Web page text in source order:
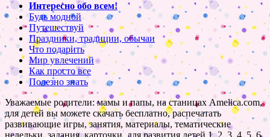
Интересно обо всем!
Будь модной
Путешествуй
Праздники, традиции, обычаи
Что подарить
Мир увлечений
Как просто все
Полезно знать
Уважаемые родители: мамы и папы, на станицах Amelica.com,
для детей вы можете скачать бесплатно, распечатать
развивающие игры, занятия, материалы, тематические